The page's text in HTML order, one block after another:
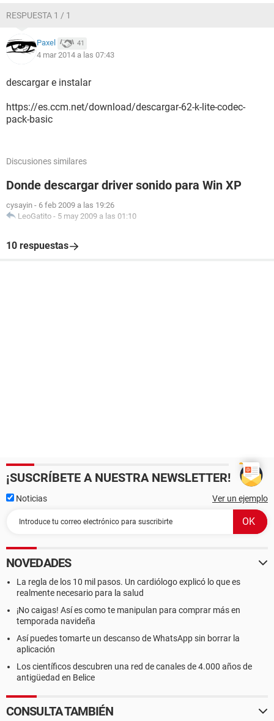
RESPUESTA 1 / 1
Paxel 41
4 mar 2014 a las 07:43
descargar e instalar
https://es.ccm.net/download/descargar-62-k-lite-codec-
pack-basic
Discusiones similares
Donde descargar driver sonido para Win XP
cysayin - 6 feb 2009 a las 19:26
LeoGatito - 5 may 2009 a las 01:10
10 respuestas
¡SUSCRÍBETE A NUESTRA NEWSLETTER!
Noticias Ver un ejemplo
NOVEDADES
La regla de los 10 mil pasos. Un cardiólogo explicó lo que es
realmente necesario para la salud
¡No caigas! Así es como te manipulan para comprar más en
temporada navideña
Así puedes tomarte un descanso de WhatsApp sin borrar la
aplicación
Los científicos descubren una red de canales de 4.000 años de
antigüedad en Belice
CONSULTA TAMBIÉN